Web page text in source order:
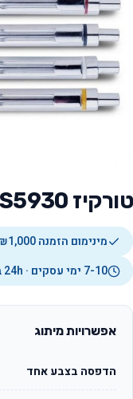
טורקיז OS5930
מינימום הזמנה ₪1,000 + מע״מ
7-10 ימי עסקים · 24h בדחיפות
אפשרויות מיתוג
הדפסה בצבע אחד